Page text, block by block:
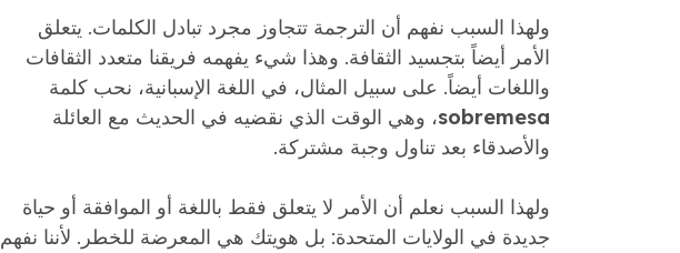
ولهذا السبب نفهم أن الترجمة تتجاوز مجرد تبادل الكلمات. يتعلق
الأمر أيضاً بتجسيد الثقافة. وهذا شيء يفهمه فريقنا متعدد الثقافات
واللغات أيضاً. على سبيل المثال، في اللغة الإسبانية، نحب كلمة
sobremesa، وهي الوقت الذي نقضيه في الحديث مع العائلة
والأصدقاء بعد تناول وجبة مشتركة.
ولهذا السبب نعلم أن الأمر لا يتعلق فقط باللغة أو الموافقة أو حياة
جديدة في الولايات المتحدة: بل هويتك هي المعرضة للخطر. لأننا نفهم